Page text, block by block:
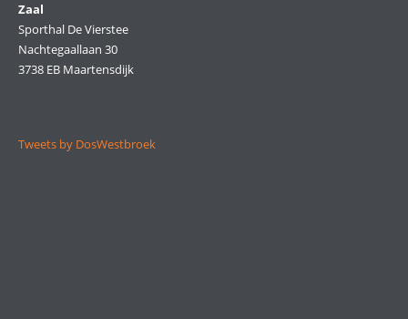
Zaal
Sporthal De Vierstee
Nachtegaallaan 30
3738 EB Maartensdijk
Tweets by DosWestbroek